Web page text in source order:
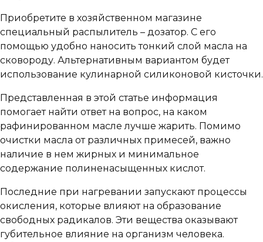
Приобретите в хозяйственном магазине
специальный распылитель – дозатор. С его
помощью удобно наносить тонкий слой масла на
сковороду. Альтернативным вариантом будет
использование кулинарной силиконовой кисточки.
Представленная в этой статье информация
помогает найти ответ на вопрос, на каком
рафинированном масле лучше жарить. Помимо
очистки масла от различных примесей, важно
наличие в нем жирных и минимальное
содержание полиненасыщенных кислот.
Последние при нагревании запускают процессы
окисления, которые влияют на образование
свободных радикалов. Эти вещества оказывают
губительное влияние на организм человека.